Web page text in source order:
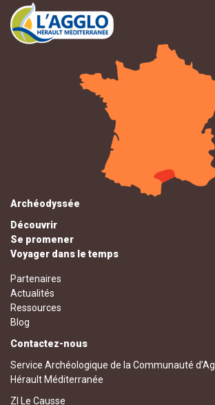
Archéodyssée
Découvrir
Se promener
Voyager dans le temps
Partenaires
Actualités
Ressources
Blog
Contactez-nous
Service Archéologique de la Communauté
Hérault Méditerranée
ZI Le Causse